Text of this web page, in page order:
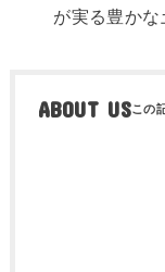
が実る豊かな
ABOUT US